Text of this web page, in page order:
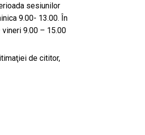
sesiunilor
9.00- 13.00. În
9.00 – 15.00
de cititor,